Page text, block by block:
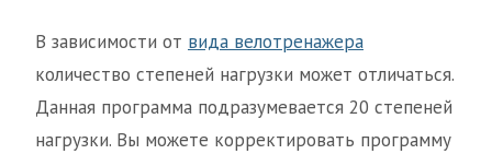
В зависимости от вида велотренажера
количество степеней нагрузки может отличаться.
Данная программа подразумевается 20 степеней
нагрузки. Вы можете корректировать программу